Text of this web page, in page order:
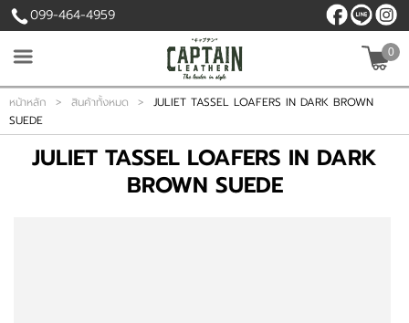
เข้าสู่ระบบ สมัครสมาชิก
สินค้าที่สนใจ
( 0 )
099-464-4959
0
หน้าหลัก > สินค้าทั้งหมด >
JULIET TASSEL LOAFERS IN DARK BROWN
SUEDE
JULIET TASSEL LOAFERS IN DARK
BROWN SUEDE